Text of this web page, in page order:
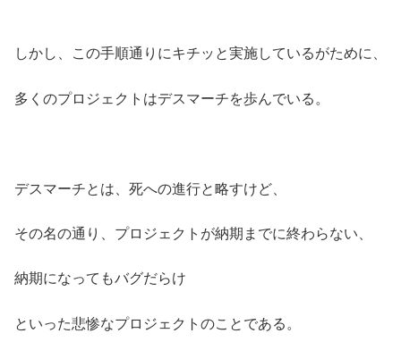
しかし、この手順通りにキチッと実施しているがために、
多くのプロジェクトはデスマーチを歩んでいる。
デスマーチとは、死への進行と略すけど、
その名の通り、プロジェクトが納期までに終わらない、
納期になってもバグだらけ
といった悲惨なプロジェクトのことである。